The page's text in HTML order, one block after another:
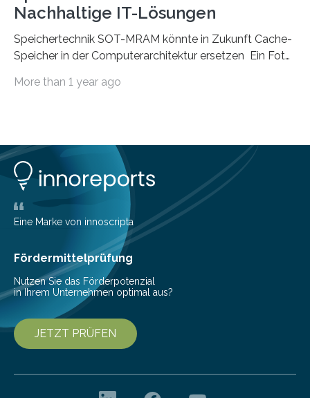
Nachhaltige IT-Lösungen
Speichertechnik SOT-MRAM könnte in Zukunft Cache-
Speicher in der Computerarchitektur ersetzen Ein Foto,
Hochgeladene Medien landen in riesigen Cloud-
weltweiten Gesamtenergieverbrauchs, was 200
Terawattstunden Strom pro Jahr entspricht. Dieser
immense Energiebedarf hat Wissenschaftlerinnen und
Wissenschaftler dazu veranlasst, innovative Wege zur
Senkung des Energieverbrauchs zu erforschen. Neuer
Ansatz für Smartphones und Supercomputer
gleichermaßen geeignet…
More than 1 year ago
Eine Marke von innoscripta
Fördermittelprüfung
Nutzen Sie das Förderpotenzial
in Ihrem Unternehmen optimal aus?
JETZT PRÜFEN